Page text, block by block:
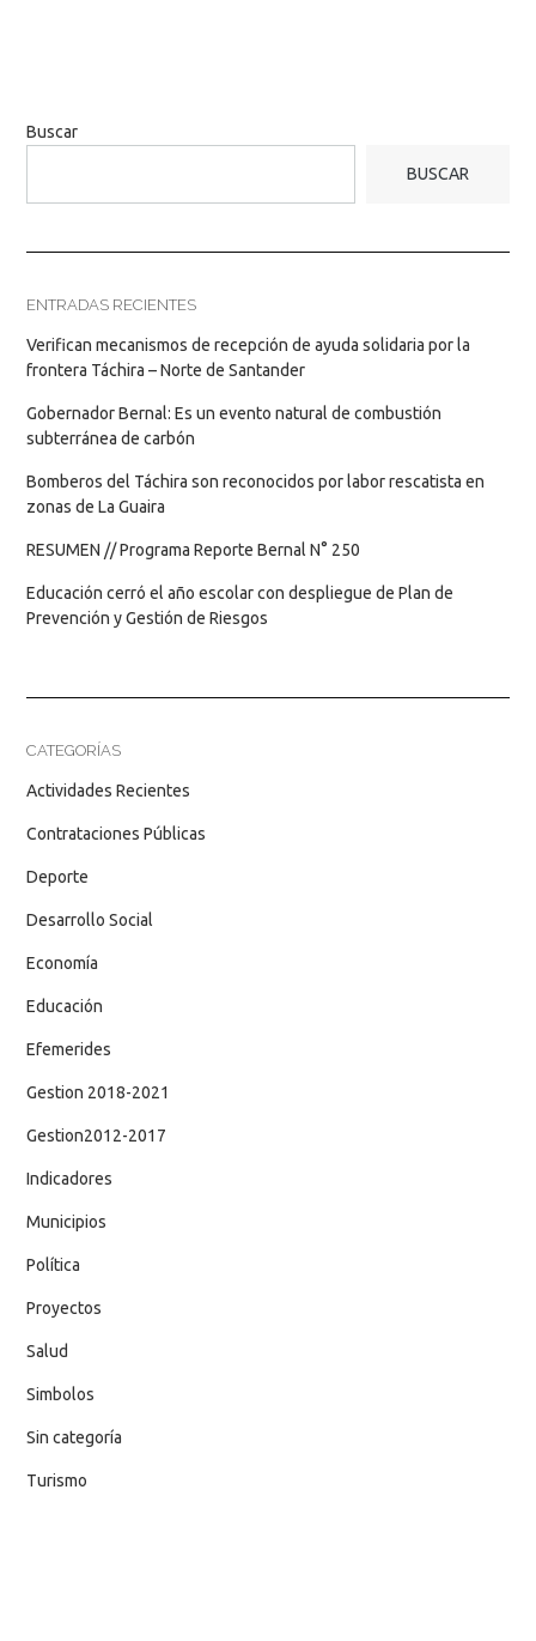
Buscar
BUSCAR
ENTRADAS RECIENTES
Verifican mecanismos de recepción de ayuda solidaria por la
frontera Táchira – Norte de Santander
Gobernador Bernal: Es un evento natural de combustión
subterránea de carbón
Bomberos del Táchira son reconocidos por labor rescatista en
zonas de La Guaira
RESUMEN // Programa Reporte Bernal N° 250
Educación cerró el año escolar con despliegue de Plan de
Prevención y Gestión de Riesgos
CATEGORÍAS
Actividades Recientes
Contrataciones Públicas
Deporte
Desarrollo Social
Economía
Educación
Efemerides
Gestion 2018-2021
Gestion2012-2017
Indicadores
Municipios
Política
Proyectos
Salud
Simbolos
Sin categoría
Turismo